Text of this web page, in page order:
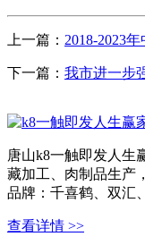
上一篇： 2018-2023
下一篇： 我市进一步
唐山k8一触即发人生
藏加工、肉制品生产
品牌：千喜鹤、双汇
查看详情 >>